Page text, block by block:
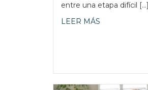
entre una etapa difícil […]
LEER MÁS